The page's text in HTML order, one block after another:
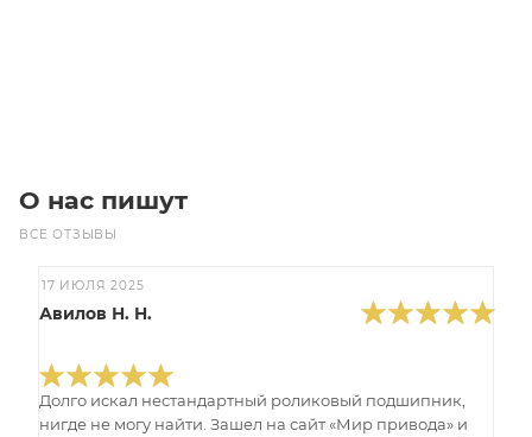
О нас пишут
ВСЕ ОТЗЫВЫ
17 ИЮЛЯ 2025
Авилов Н. Н.
Долго искал нестандартный роликовый подшипник,
нигде не могу найти. Зашел на сайт «Мир привода» и